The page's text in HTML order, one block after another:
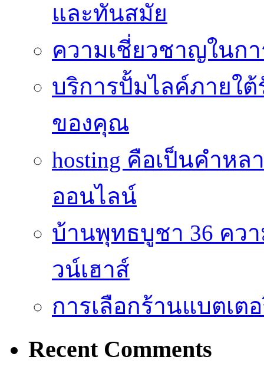
และทันสมัย
ความเชี่ยวชาญในก
บริการปั้มไลค์ภายใต้
ของคุณ
hosting คือเป็นคำห
ออนไลน์
บ้านพุทธบูชา 36 คว
วน์เฮาส์
การเลือกร้านแบตเต
Recent Comments